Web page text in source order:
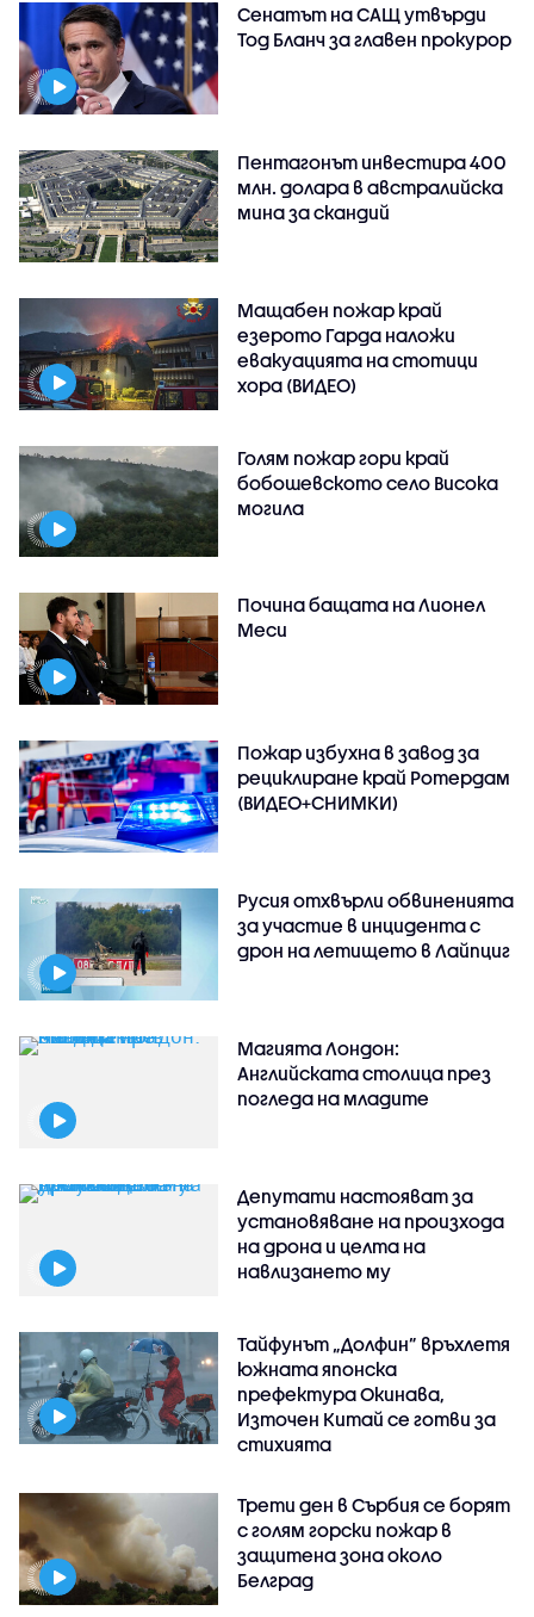
Сенатът на САЩ утвърди
Тод Бланч за главен прокурор
Пентагонът инвестира 400
млн. долара в австралийска
мина за скандий
Мащабен пожар край
езерото Гарда наложи
евакуацията на стотици
хора (ВИДЕО)
Голям пожар гори край
бобошевското село Висока
могила
Почина бащата на Лионел
Меси
Пожар избухна в завод за
рециклиране край Ротердам
(ВИДЕО+СНИМКИ)
Русия отхвърли обвиненията
за участие в инцидента с
дрон на летището в Лайпциг
Магията Лондон:
Английската столица през
погледа на младите
Депутати настояват за
установяване на произхода
на дрона и целта на
навлизането му
Тайфунът „Долфин” връхлетя
южната японска
префектура Окинава,
Източен Китай се готви за
стихията
Трети ден в Сърбия се борят
с голям горски пожар в
защитена зона около
Белград